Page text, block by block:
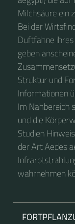
Milchsäure ein
Bei der
Duftfahne
geben
Struktur und
Informationen
Im Nahbereich
und die
Studien
der Art Aedes
wahrnehmen